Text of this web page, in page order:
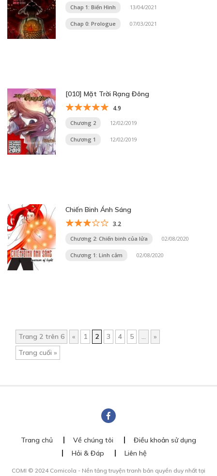
Chap 1: Biến Hình 13/04/2021
Chap 0: Prologue 07/03/2021
[010] Mặt Trời Rạng Đông
4.9
Chương 2 12/02/2019
Chương 1 12/02/2019
Chiến Binh Ánh Sáng
3.2
Chương 2: Chiến binh của lửa 02/08/2020
Chương 1: Linh cảm 02/08/2020
Trang 2 trên 6 « 1 2 3 4 5 ...
»
Trang cuối »
Trang chủ Về chúng tôi
Điều khoản sử dụng
Hỏi & Đáp
Liên hệ
COMI © 2024 Comicola - Nền tảng truyện tranh bản quyền duy nhất tại